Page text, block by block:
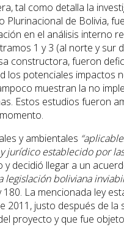
tal como detalla la
Plurinacional de Bolivia,
en el análisis interno
1 y 3 (al norte y sur
constructora, fueron
los potenciales impactos
muestran la no
Estos estudios fueron
y ambientales
y jurídico establecido por
decidió llegar a un
legislación boliviana
La mencionada ley
2011, justo después de la
proyecto y que fue